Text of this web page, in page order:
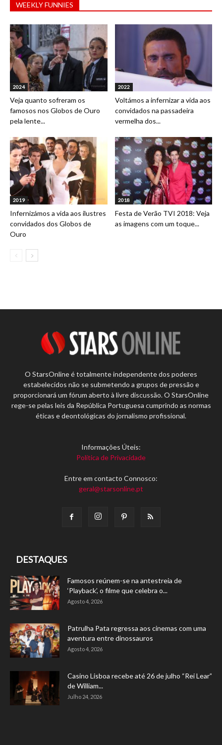
WEEKLY FUNNIES
2024
Veja quanto sofreram os
famosos nos Globos de Ouro
pela lente...
2022
Voltámos a infernizar a vida aos
convidados na passadeira
vermelha dos...
2019
Infernizámos a vida aos ilustres
convidados dos Globos de
Ouro
2018
Festa de Verão TVI 2018: Veja
as imagens com um toque...
O StarsOnline é totalmente independente dos poderes
estabelecidos não se submetendo a grupos de pressão e
proporcionará um fórum aberto à livre discussão. O StarsOnline
rege-se pelas leis da República Portuguesa cumprindo as normas
éticas e deontológicas do jornalismo profissional.
Informações Úteis:
Política de Privacidade
Entre em contacto Connosco:
geral@starsonline.pt
DESTAQUES
Famosos reúnem-se na antestreia de
‘Playback’, o filme que celebra o...
Agosto 4, 2026
Patrulha Pata regressa aos cinemas com uma
aventura entre dinossauros
Agosto 4, 2026
Casino Lisboa recebe até 26 de julho “Rei Lear”
de William...
Julho 24, 2026